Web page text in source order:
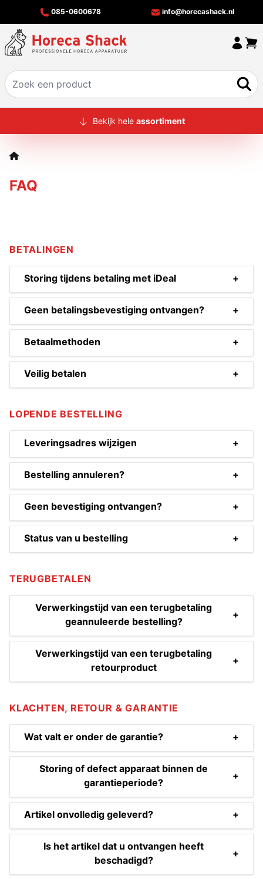
085-0600678 info@horecashack.nl
HOME
Bekijk hele assortiment
FAQ
BETALINGEN
Storing tijdens betaling met iDeal +
Geen betalingsbevestiging ontvangen? +
Betaalmethoden +
Veilig betalen +
LOPENDE BESTELLING
Leveringsadres wijzigen +
Bestelling annuleren? +
Geen bevestiging ontvangen? +
Status van u bestelling +
TERUGBETALEN
Verwerkingstijd van een terugbetaling
geannuleerde bestelling?
+
Verwerkingstijd van een terugbetaling
retourproduct
+
KLACHTEN, RETOUR & GARANTIE
Wat valt er onder de garantie? +
Storing of defect apparaat binnen de
garantieperiode?
+
Artikel onvolledig geleverd? +
Is het artikel dat u ontvangen heeft
beschadigd?
+